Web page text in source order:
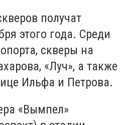
получат
этого года. Среди
скверы на
«Луч», а также
Ильфа и Петрова.
«Вымпел»